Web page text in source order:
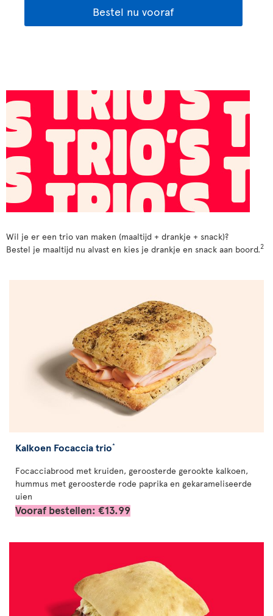
Bestel nu vooraf
Wil je er een trio van maken (maaltijd + drankje + snack)?
Bestel je maaltijd nu alvast en kies je drankje en snack aan boord.2
Kalkoen Focaccia trio*
Focacciabrood met kruiden, geroosterde gerookte kalkoen,
hummus met geroosterde rode paprika en gekarameliseerde
uien
Vooraf bestellen: €13.99